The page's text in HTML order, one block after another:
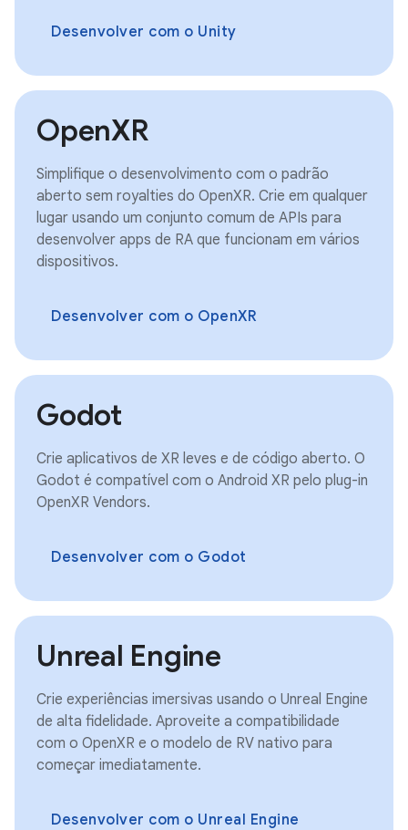
Desenvolver com o Unity
OpenXR
Simplifique o desenvolvimento com o padrão
aberto sem royalties do OpenXR. Crie em qualquer
lugar usando um conjunto comum de APIs para
desenvolver apps de RA que funcionam em vários
dispositivos.
Desenvolver com o OpenXR
Godot
Crie aplicativos de XR leves e de código aberto. O
Godot é compatível com o Android XR pelo plug-in
OpenXR Vendors.
Desenvolver com o Godot
Unreal Engine
Crie experiências imersivas usando o Unreal Engine
de alta fidelidade. Aproveite a compatibilidade
com o OpenXR e o modelo de RV nativo para
começar imediatamente.
Desenvolver com o Unreal Engine